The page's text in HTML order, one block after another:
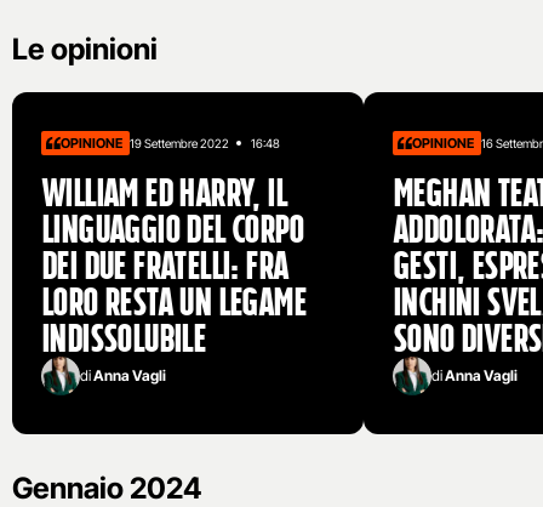
Le opinioni
OPINIONE 19 Settembre 2022 16:48
William ed Harry, il
linguaggio del corpo
dei due fratelli: fra
loro resta un legame
indissolubile
diAnna Vagli
OPINIONE 16
Meghan
gesti,
inchini
sono
diAnna Vagli
Gennaio 2024